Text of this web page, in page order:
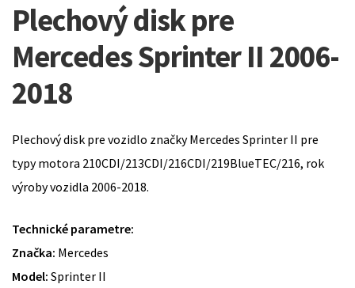
Plechový disk pre
Mercedes Sprinter II 2006-
2018
Plechový disk pre vozidlo značky Mercedes Sprinter II pre
typy motora 210CDI/213CDI/216CDI/219BlueTEC/216, rok
výroby vozidla 2006-2018.
Technické parametre:
Značka: Mercedes
Model: Sprinter II